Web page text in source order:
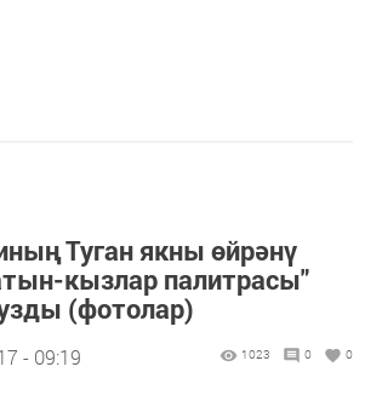
Туган якны өйрәнү
кызлар палитрасы"
(фотолар)
- 09:19 1023 0 0